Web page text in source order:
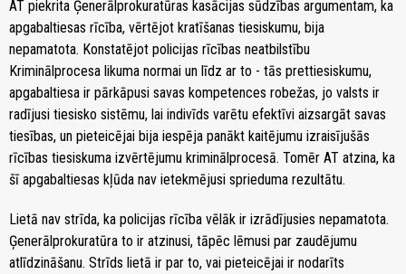
AT piekrita Ģenerālprokuratūras kasācijas sūdzības argumentam, ka
apgabaltiesas rīcība, vērtējot kratīšanas tiesiskumu, bija
nepamatota. Konstatējot policijas rīcības neatbilstību
Kriminālprocesa likuma normai un līdz ar to - tās prettiesiskumu,
apgabaltiesa ir pārkāpusi savas kompetences robežas, jo valsts ir
radījusi tiesisko sistēmu, lai indivīds varētu efektīvi aizsargāt savas
tiesības, un pieteicējai bija iespēja panākt kaitējumu izraisījušās
rīcības tiesiskuma izvērtējumu kriminālprocesā. Tomēr AT atzina, ka
šī apgabaltiesas kļūda nav ietekmējusi sprieduma rezultātu.
Lietā nav strīda, ka policijas rīcība vēlāk ir izrādījusies nepamatota.
Ģenerālprokuratūra to ir atzinusi, tāpēc lēmusi par zaudējumu
atlīdzināšanu. Strīds lietā ir par to, vai pieteicējai ir nodarīts